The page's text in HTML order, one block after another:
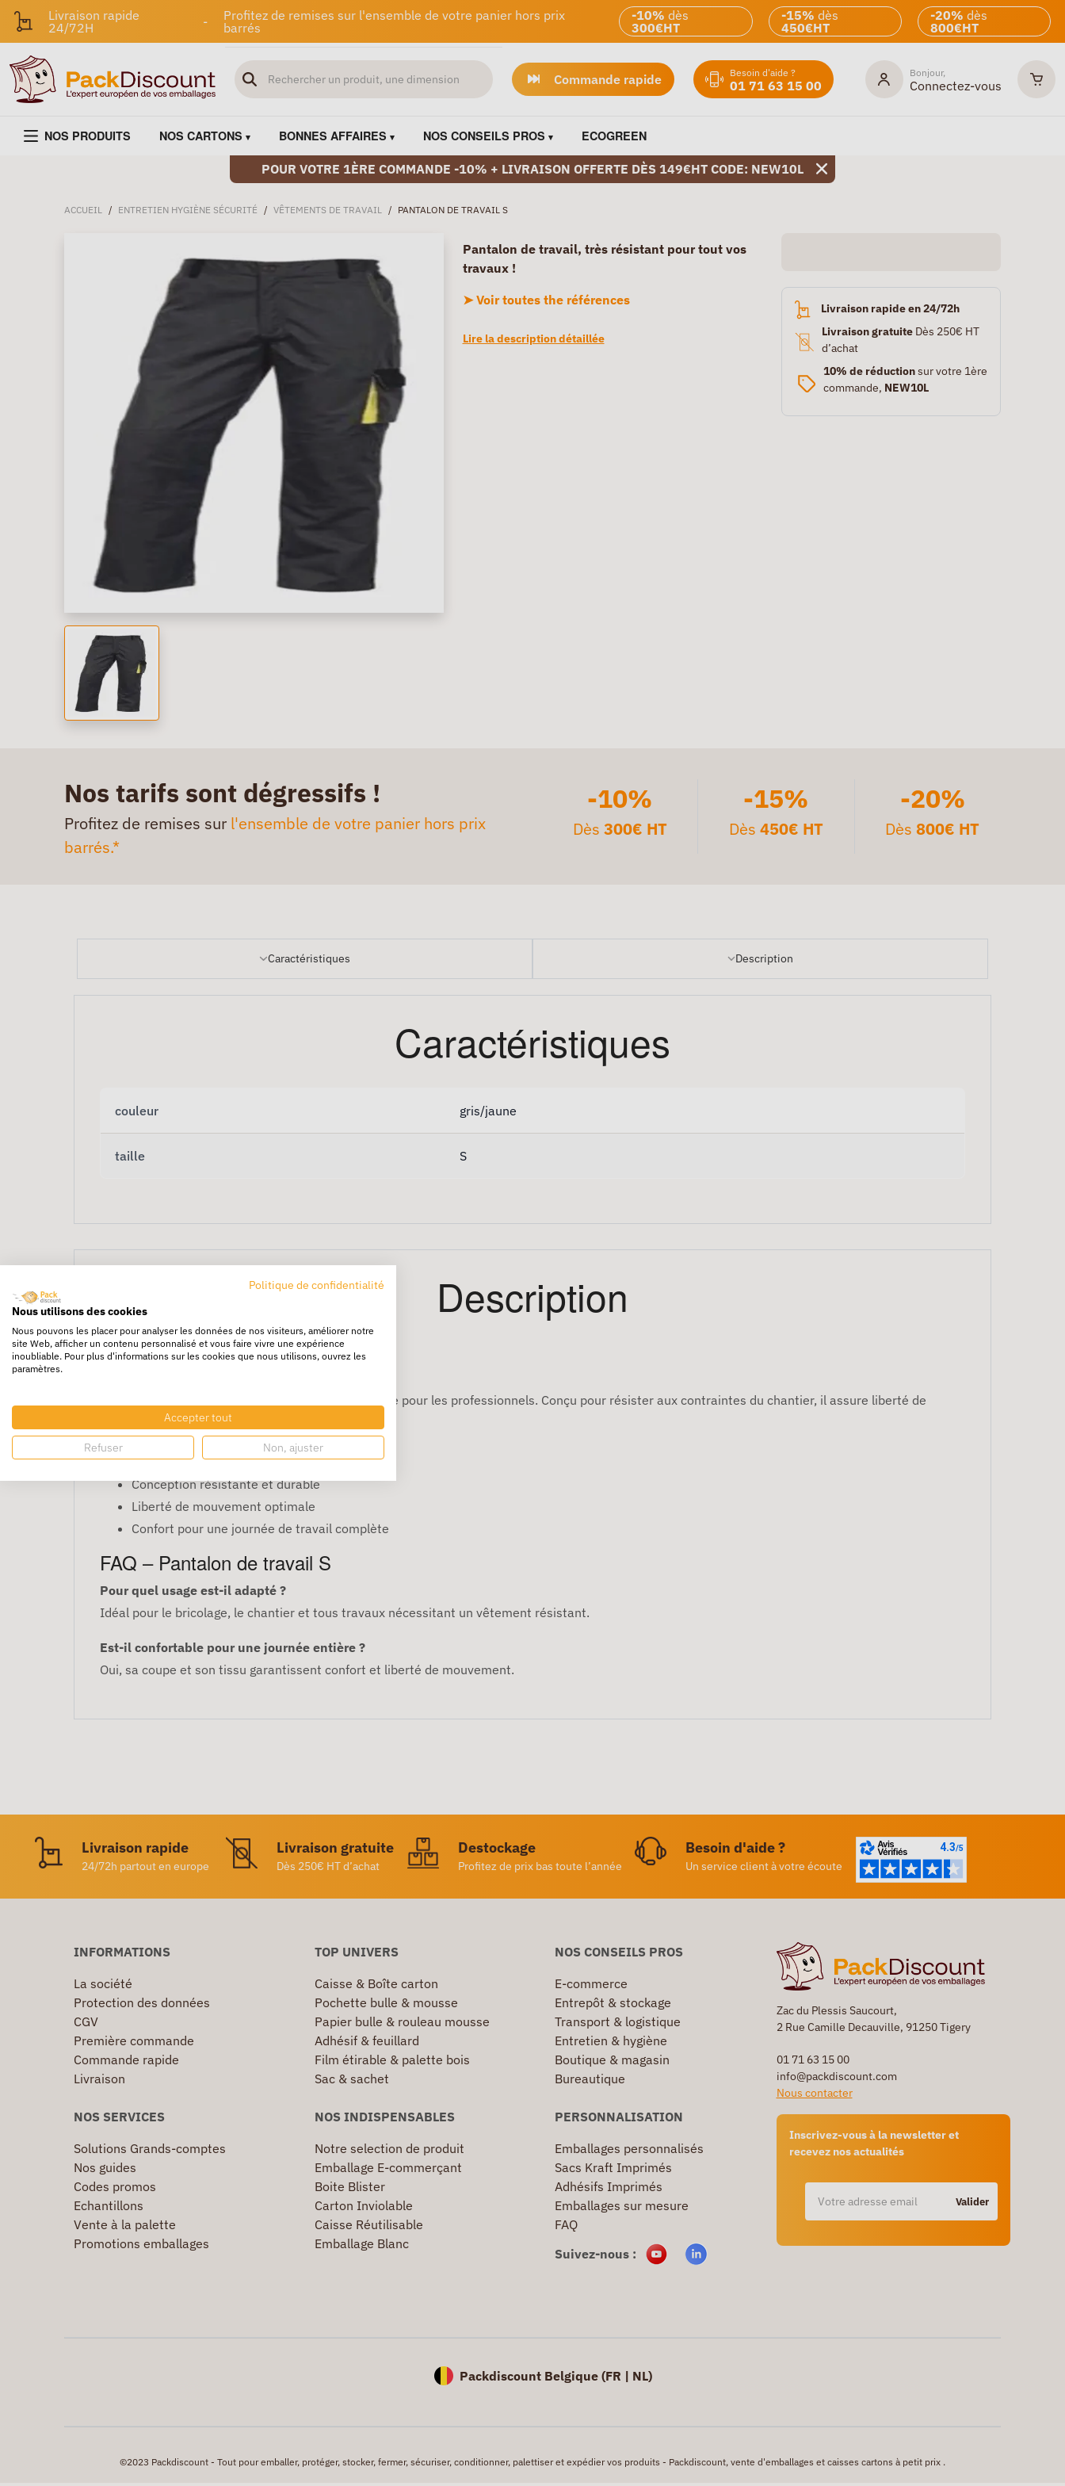
Livraison rapide
24/72H
-
Profitez de remises sur l'ensemble de votre panier hors prix
barrés
-10% dès
300€HT
-15% dès
450€HT
-20% dès
800€HT
Commande rapide Besoin d'aide ?
01 71 63 15 00
Bonjour,
Connectez-vous
NOS PRODUITS NOS CARTONS BONNES AFFAIRES NOS CONSEILS PROS ECOGREEN
POUR VOTRE 1ÈRE COMMANDE -10% + LIVRAISON OFFERTE DÈS 149€HT CODE: NEW10L
ACCUEIL / ENTRETIEN HYGIÈNE SÉCURITÉ / VÊTEMENTS DE TRAVAIL / PANTALON DE TRAVAIL S
Pantalon de travail, très résistant pour tout vos
travaux !
➤ Voir toutes the références
Lire la description détaillée
Livraison rapide en 24/72h
Livraison gratuiteDès 250€ HT
d’achat
10% de réductionsur votre 1ère
commande, NEW10L
Nos tarifs sont dégressifs !
Profitez de remises sur l'ensemble de votre panier hors prix
barrés.*
-10%
Dès 300€ HT
-15%
Dès 450€ HT
-20%
Dès800€ HT
Caractéristiques Description
Caractéristiques
couleur gris/jaune
taille S
Description
Pantalon de travail taille S
offre confort et robustesse pour les professionnels. Conçu pour résister aux contraintes du chantier, il assure liberté de
mouvement et durabilité.
Avantages
Conception résistante et durable
Liberté de mouvement optimale
Confort pour une journée de travail complète
FAQ – Pantalon de travail S
Pour quel usage est-il adapté ?
Idéal pour le bricolage, le chantier et tous travaux nécessitant un vêtement résistant.
Est-il confortable pour une journée entière ?
Oui, sa coupe et son tissu garantissent confort et liberté de mouvement.
Livraison rapide
24/72h partout en europe
Livraison gratuite
Dès 250€ HT d’achat
Destockage
Profitez de prix bas toute l’année
Besoin d'aide ?
Un service client à votre écoute
Zac du Plessis Saucourt,
2 Rue Camille Decauville, 91250 Tigery
01 71 63 15 00
info@packdiscount.com
Nous contacter
Inscrivez-vous à la newsletter et
recevez nos actualités
Valider
INFORMATIONS
La société
Protection des données
CGV
Première commande
Commande rapide
Livraison
TOP UNIVERS
Caisse & Boîte carton
Pochette bulle & mousse
Papier bulle & rouleau mousse
Adhésif & feuillard
Film étirable & palette bois
Sac & sachet
NOS CONSEILS PROS
E-commerce
Entrepôt & stockage
Transport & logistique
Entretien & hygiène
Boutique & magasin
Bureautique
NOS SERVICES
Solutions Grands-comptes
Nos guides
Codes promos
Echantillons
Vente à la palette
Promotions emballages
NOS INDISPENSABLES
Notre selection de produit
Emballage E-commerçant
Boite Blister
Carton Inviolable
Caisse Réutilisable
Emballage Blanc
PERSONNALISATION
Emballages personnalisés
Sacs Kraft Imprimés
Adhésifs Imprimés
Emballages sur mesure
FAQ
Suivez-nous :
Packdiscount Belgique (FR | NL)
©2023 Packdiscount - Tout pour emballer, protéger, stocker, fermer, sécuriser, conditionner, palettiser et expédier vos produits - Packdiscount, vente d'emballages et caisses cartons à petit prix .
Politique de confidentialité
Nous utilisons des cookies
Nous pouvons les placer pour analyser les données de nos visiteurs, améliorer notre
site Web, afficher un contenu personnalisé et vous faire vivre une expérience
inoubliable. Pour plus d'informations sur les cookies que nous utilisons, ouvrez les
paramètres.
Accepter tout
Refuser Non, ajuster